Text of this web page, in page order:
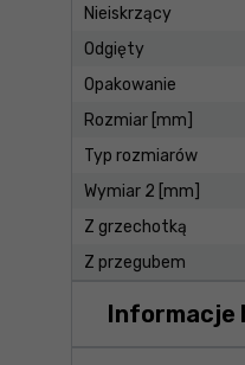
Nieiskrzący
Odgięty
Opakowanie
Rozmiar [mm]
Typ rozmiarów
Wymiar 2 [mm]
Z grzechotką
Z przegubem
Informacje